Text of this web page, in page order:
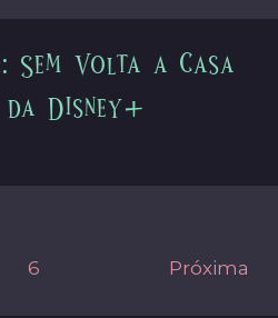
Sem Volta a Casa
Disney+
6 Próxima